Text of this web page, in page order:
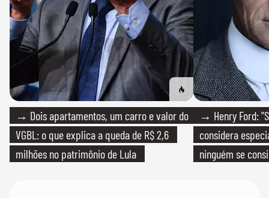
→ Dois apartamentos, um carro e valor do
VGBL: o que explica a queda de R$ 2,6
milhões no patrimônio de Lula
→ Henry Ford:
considera
ninguém se